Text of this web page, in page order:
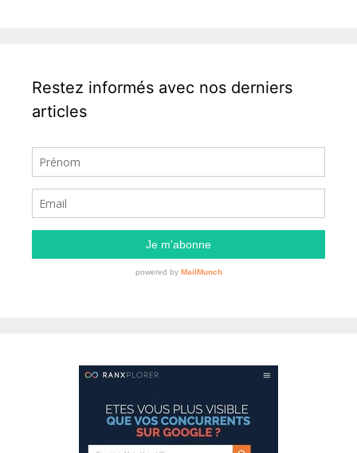
Restez informés avec nos derniers
articles